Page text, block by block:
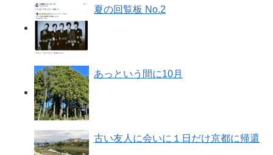
夏の回覧板 No.2
あっという間に10月
古い友人に会いに１日だけ京都に帰還